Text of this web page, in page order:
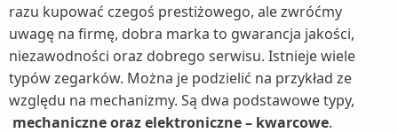
razu kupować czegoś prestiżowego, ale zwróćmy
uwagę na firmę, dobra marka to gwarancja jakości,
niezawodności oraz dobrego serwisu. Istnieje wiele
typów zegarków. Można je podzielić na przykład ze
względu na mechanizmy. Są dwa podstawowe typy,
mechaniczne oraz elektroniczne – kwarcowe.